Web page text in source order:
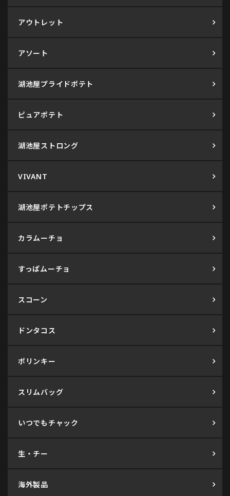
アウトレット
アソート
湖池屋プライドポテト
ピュアポテト
湖池屋ストロング
VIVANT
湖池屋ポテトチップス
カラムーチョ
すっぱムーチョ
スコーン
ドンタコス
ポリンキー
スリムバッグ
いつでもチャック
生・チー
海外製品